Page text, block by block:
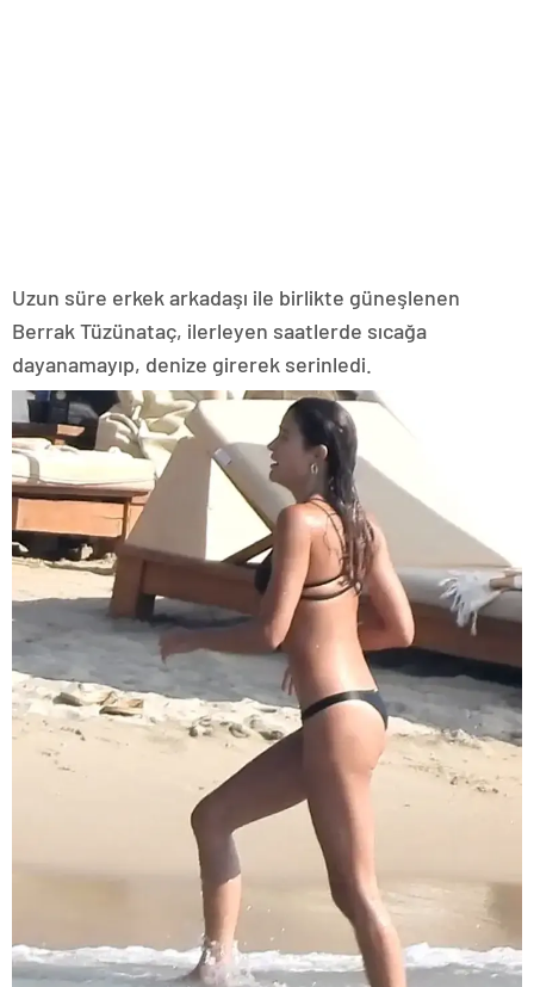
Uzun süre erkek arkadaşı ile birlikte güneşlenen
Berrak Tüzünataç, ilerleyen saatlerde sıcağa
dayanamayıp, denize girerek serinledi.